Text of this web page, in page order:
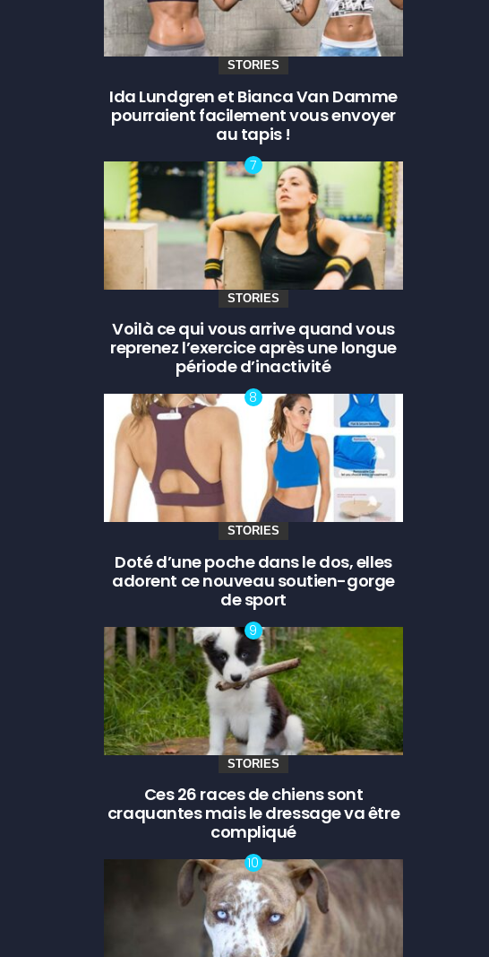
STORIES
Ida Lundgren et Bianca Van Damme
pourraient facilement vous envoyer
au tapis !
STORIES
Voilà ce qui vous arrive quand vous
reprenez l’exercice après une longue
période d’inactivité
STORIES
Doté d’une poche dans le dos, elles
adorent ce nouveau soutien-gorge
de sport
STORIES
Ces 26 races de chiens sont
craquantes mais le dressage va être
compliqué